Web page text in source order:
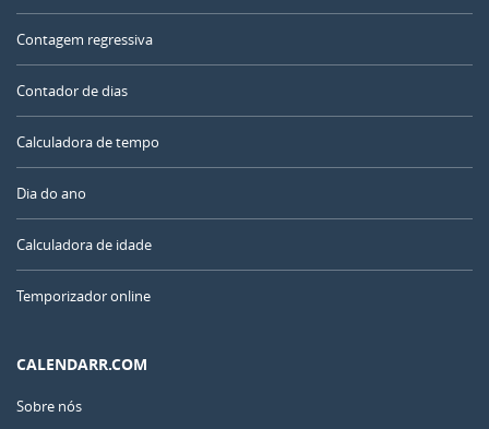
Contagem regressiva
Contador de dias
Calculadora de tempo
Dia do ano
Calculadora de idade
Temporizador online
CALENDARR.COM
Sobre nós